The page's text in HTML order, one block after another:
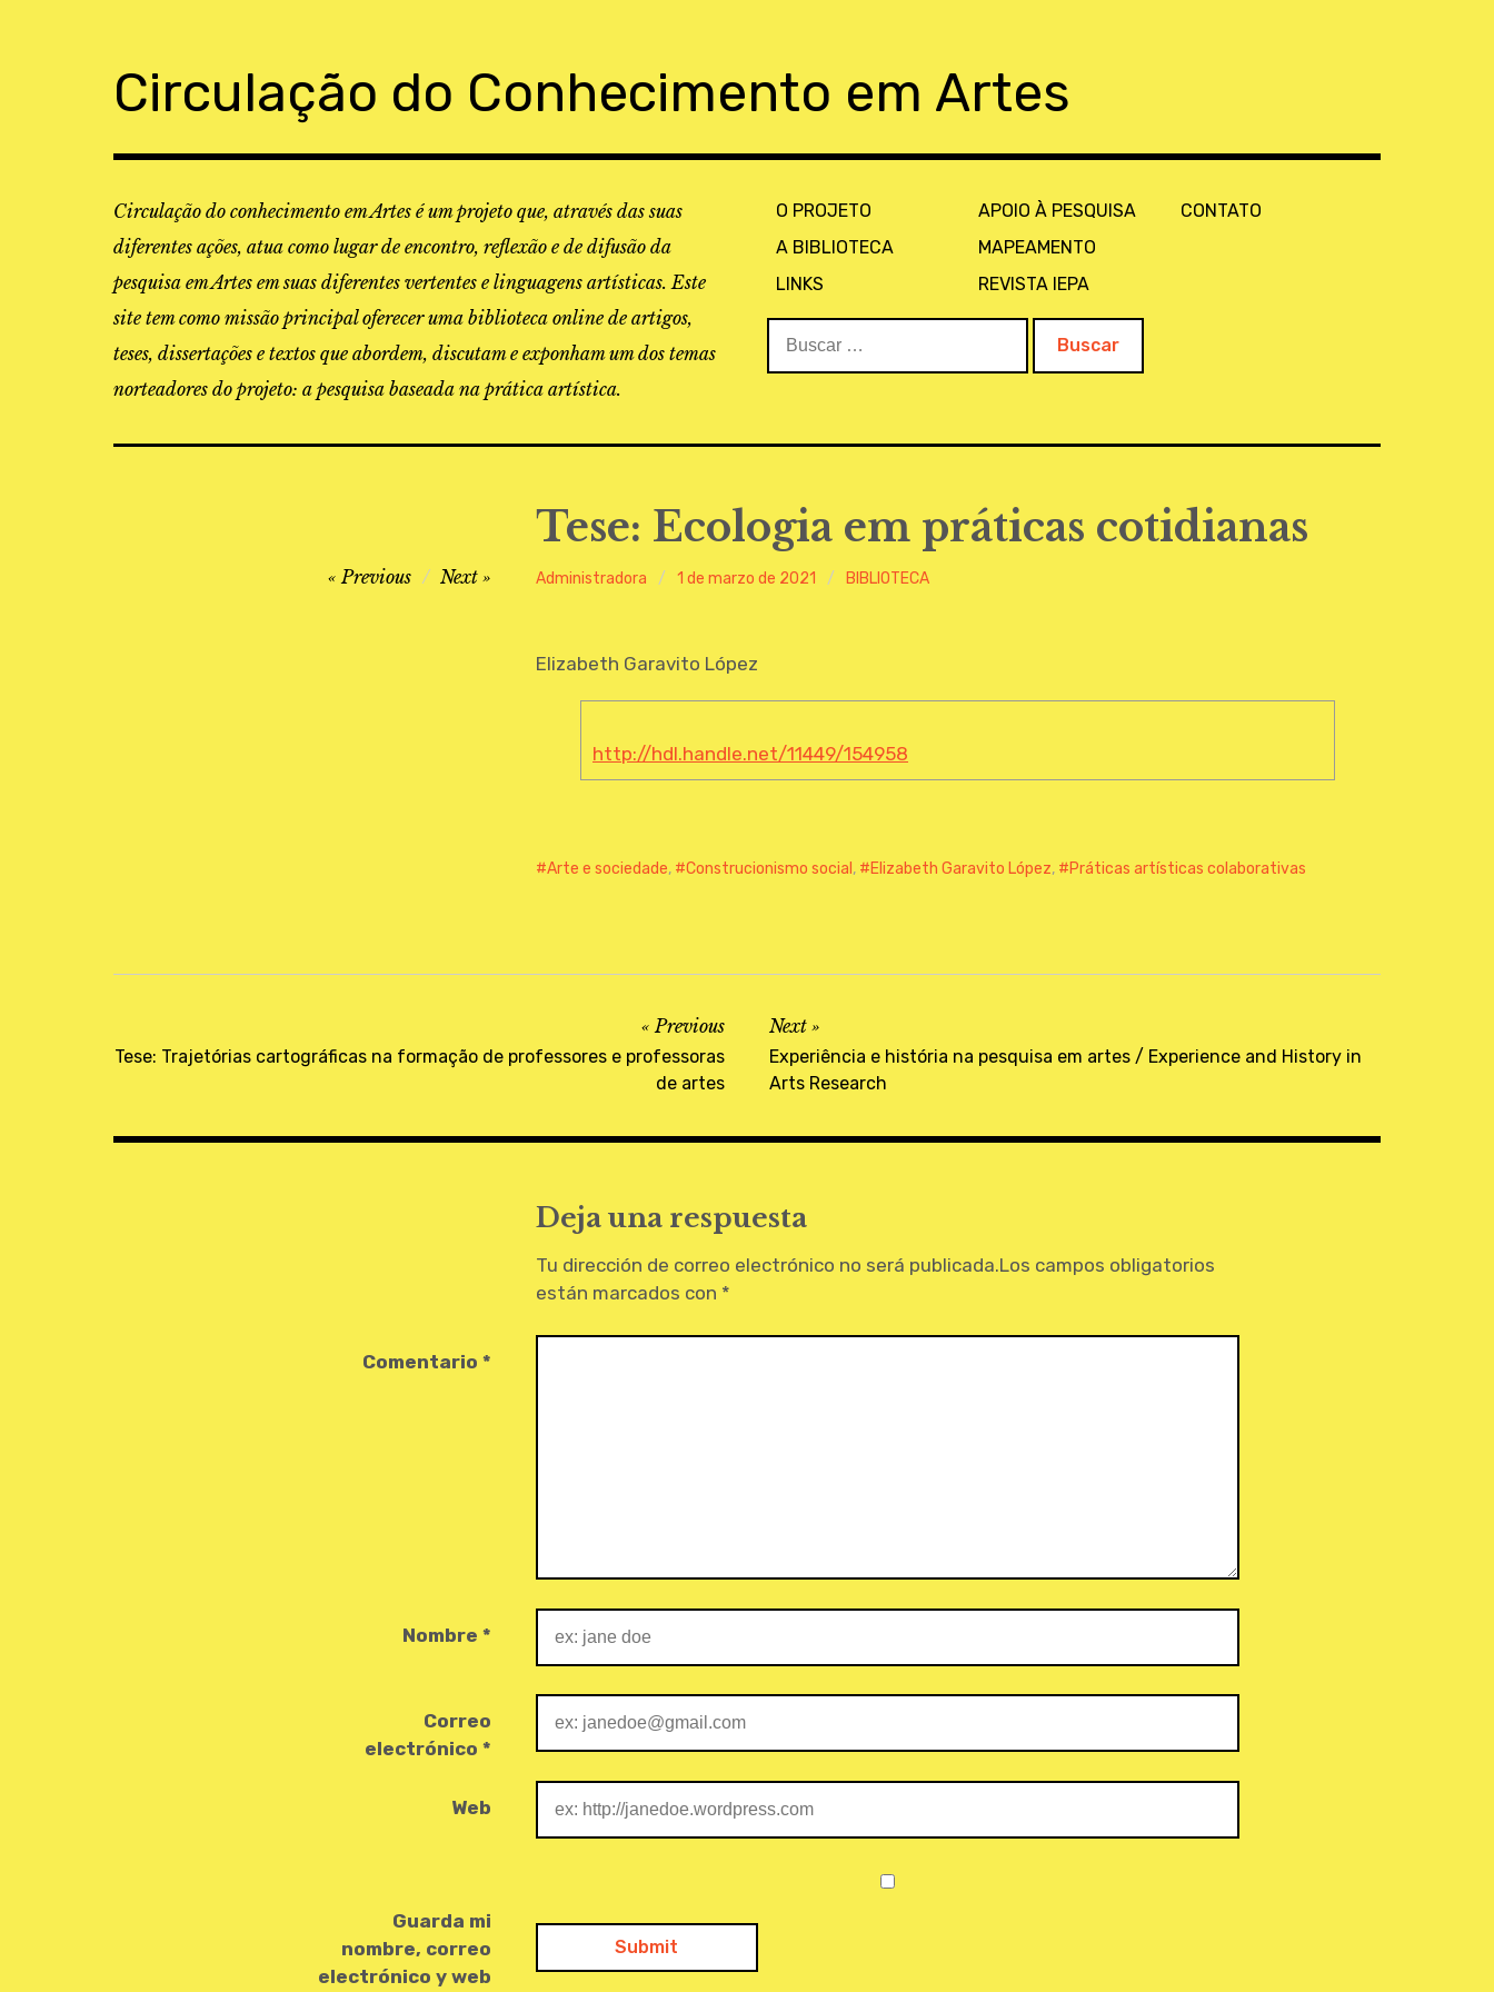
Circulação do Conhecimento em Artes
Circulação do conhecimento em Artes é um projeto que, através das suas
diferentes ações, atua como lugar de encontro, reflexão e de difusão da
pesquisa em Artes em suas diferentes vertentes e linguagens artísticas. Este
site tem como missão principal oferecer uma biblioteca online de artigos,
teses, dissertações e textos que abordem, discutam e exponham um dos temas
norteadores do projeto: a pesquisa baseada na prática artística.
O PROJETO
A BIBLIOTECA
LINKS
APOIO À PESQUISA
MAPEAMENTO
REVISTA IEPA
CONTATO
Tese: Ecologia em práticas cotidianas
Administradora 1 de marzo de 2021 BIBLIOTECA
Previous Next
Elizabeth Garavito López
http://hdl.handle.net/11449/154958
Arte e sociedade, Construcionismo social , Elizabeth Garavito López, Práticas artísticas colaborativas
de
Previous
Tese: Trajetórias cartográficas na formação de professores e professoras
de artes
Next
Experiência e história na pesquisa em artes / Experience and History in
Arts Research
Deja una respuesta
Tu dirección de correo electrónico no será publicada.Los campos obligatorios
están marcados con *
Comentario *
Nombre *
Correo
electrónico *
Web
Guarda mi
nombre, correo
electrónico y web